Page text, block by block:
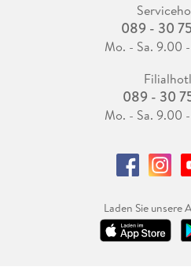
089 - 30
Mo. - Sa. 9.00
089 - 30
Mo. - Sa. 9.00
Laden Sie unsere